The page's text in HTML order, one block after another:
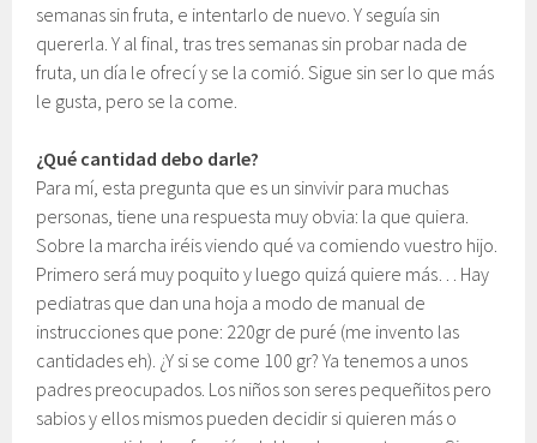
semanas sin fruta, e intentarlo de nuevo. Y seguía sin
quererla. Y al final, tras tres semanas sin probar nada de
fruta, un día le ofrecí y se la comió. Sigue sin ser lo que más
le gusta, pero se la come.
¿Qué cantidad debo darle?
Para mí, esta pregunta que es un sinvivir para muchas
personas, tiene una respuesta muy obvia: la que quiera.
Sobre la marcha iréis viendo qué va comiendo vuestro hijo.
Primero será muy poquito y luego quizá quiere más… Hay
pediatras que dan una hoja a modo de manual de
instrucciones que pone: 220gr de puré (me invento las
cantidades eh). ¿Y si se come 100 gr? Ya tenemos a unos
padres preocupados. Los niños son seres pequeñitos pero
sabios y ellos mismos pueden decidir si quieren más o